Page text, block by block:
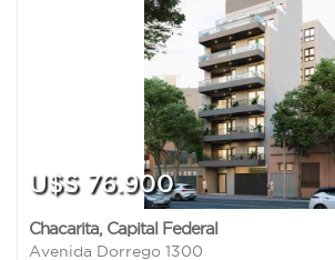
U$S 76.900
Chacarita, Capital Federal
Avenida Dorrego 1300